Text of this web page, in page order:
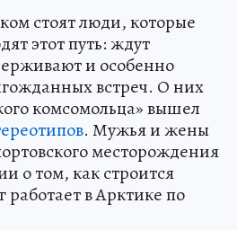
стоят люди, которые
этот путь: ждут
и особенно
встреч. О них
комсомольца» вышел
. Мужья и жены
месторождения
о том, как строится
работает в Арктике по